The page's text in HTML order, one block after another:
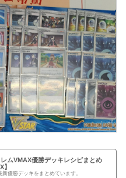
レムVMAX優勝デッキレシピまとめ
】
優勝デッキをまとめています。